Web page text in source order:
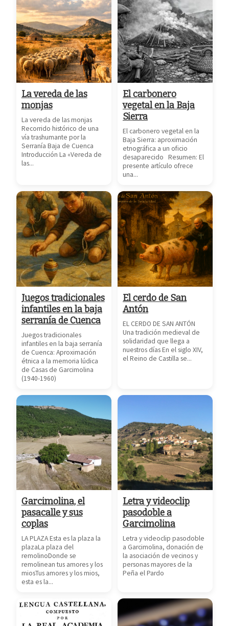
La vereda de las
monjas
La vereda de las monjas
Recorrido histórico de una
vía trashumante por la
Serranía Baja de Cuenca
Introducción La «Vereda de
las...
El carbonero
vegetal en la Baja
Sierra
El carbonero vegetal en la
Baja Sierra: aproximación
etnográfica a un oficio
desaparecido Resumen: El
presente artículo ofrece
una...
Juegos tradicionales
infantiles en la baja
serranía de Cuenca
Juegos tradicionales
infantiles en la baja serranía
de Cuenca: Aproximación
étnica a la memoria lúdica
de Casas de Garcimolina
(1940-1960)
El cerdo de San
Antón
EL CERDO DE SAN ANTÓN
Una tradición medieval de
solidaridad que llega a
nuestros días En el siglo XIV,
el Reino de Castilla se...
Garcimolina, el
pasacalle y sus
coplas
LA PLAZA Esta es la plaza la
plazaLa plaza del
remolinoDonde se
remolinean tus amores y los
miosTus amores y los mios,
esta es la...
Letra y videoclip
pasodoble a
Garcimolina
Letra y videoclip pasodoble
a Garcimolina, donación de
la asociación de vecinos y
personas mayores de la
Peña el Pardo